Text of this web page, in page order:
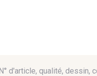
d'article, qualité, dessin,